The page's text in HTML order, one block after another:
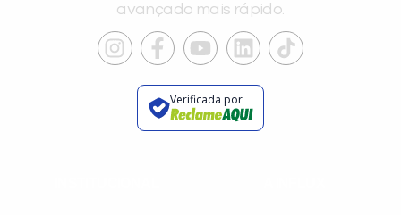
avançado mais rápido.
Verificada por